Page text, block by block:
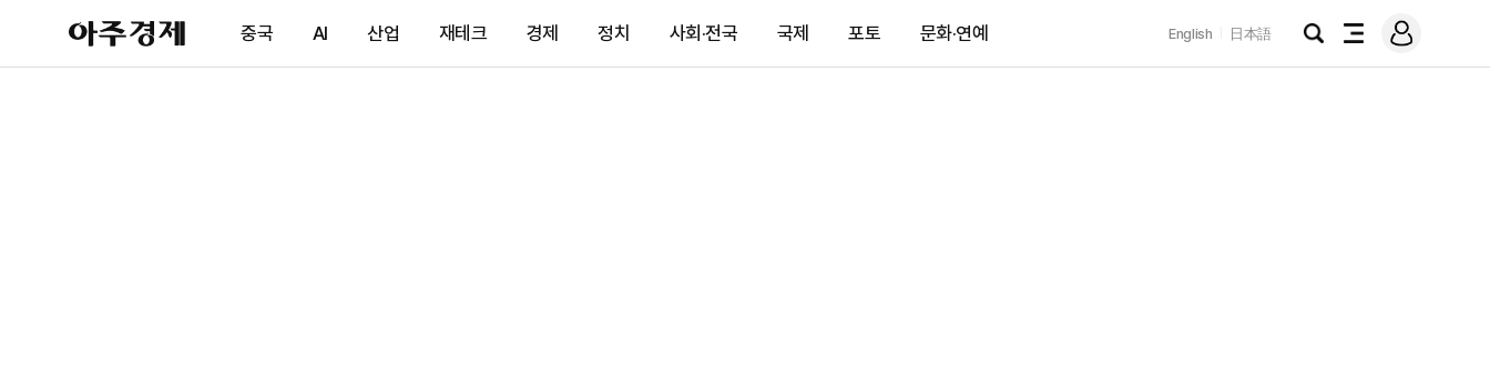
아
주
제
중국 AI 산업 재테크 경제 정치 사회·전국 국제 포토 문화·연예 English 日本語
검
전
메
그